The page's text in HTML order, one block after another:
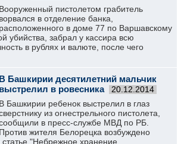
Вооруженный пистолетом грабитель
ворвался в отделение банка,
расположенного в доме 77 по Варшавскому
убийства, забрал у кассира всю
в рублях и валюте, после чего
В Башкирии десятилетний мальчик
выстрелил в ровесника
20.12.2014
В Башкирии ребенок выстрелил в глаз
из огнестрельного пистолета,
в пресс-службе МВД по РБ.
Против жителя Белорецка возбуждено
"Небрежное хранение